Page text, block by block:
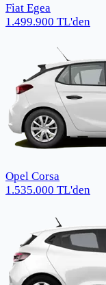
Fiat Egea
1.499.900 TL'den
Opel Corsa
1.535.000 TL'den